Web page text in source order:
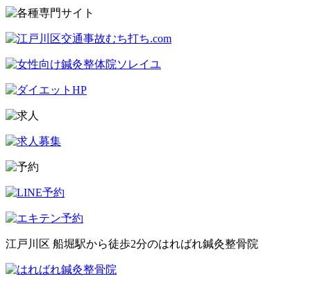
江戸川区 船堀駅から徒歩2分のはればれ鍼灸整骨院